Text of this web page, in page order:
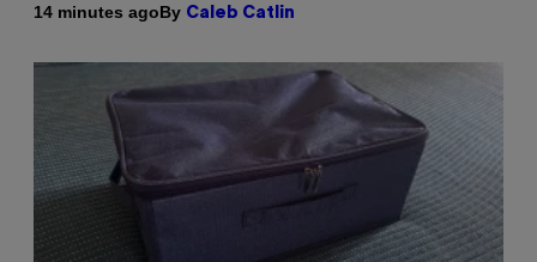
14 minutes agoBy Caleb Catlin